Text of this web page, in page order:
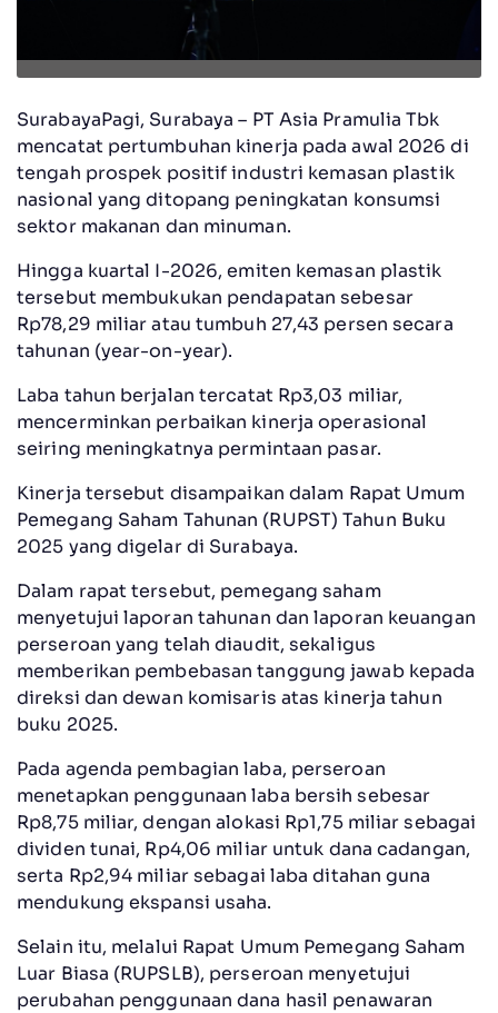
SurabayaPagi, Surabaya – PT Asia Pramulia Tbk
mencatat pertumbuhan kinerja pada awal 2026 di
tengah prospek positif industri kemasan plastik
nasional yang ditopang peningkatan konsumsi
sektor makanan dan minuman.
Hingga kuartal I-2026, emiten kemasan plastik
tersebut membukukan pendapatan sebesar
Rp78,29 miliar atau tumbuh 27,43 persen secara
tahunan (year-on-year).
Laba tahun berjalan tercatat Rp3,03 miliar,
mencerminkan perbaikan kinerja operasional
seiring meningkatnya permintaan pasar.
Kinerja tersebut disampaikan dalam Rapat Umum
Pemegang Saham Tahunan (RUPST) Tahun Buku
2025 yang digelar di Surabaya.
Dalam rapat tersebut, pemegang saham
menyetujui laporan tahunan dan laporan keuangan
perseroan yang telah diaudit, sekaligus
memberikan pembebasan tanggung jawab kepada
direksi dan dewan komisaris atas kinerja tahun
buku 2025.
Pada agenda pembagian laba, perseroan
menetapkan penggunaan laba bersih sebesar
Rp8,75 miliar, dengan alokasi Rp1,75 miliar sebagai
dividen tunai, Rp4,06 miliar untuk dana cadangan,
serta Rp2,94 miliar sebagai laba ditahan guna
mendukung ekspansi usaha.
Selain itu, melalui Rapat Umum Pemegang Saham
Luar Biasa (RUPSLB), perseroan menyetujui
perubahan penggunaan dana hasil penawaran